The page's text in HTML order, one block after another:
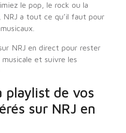
le pop, le rock ou la
NRJ a tout ce qu’il faut pour
NRJ en direct pour rester
et suivre les
playlist de vos
sur NRJ en